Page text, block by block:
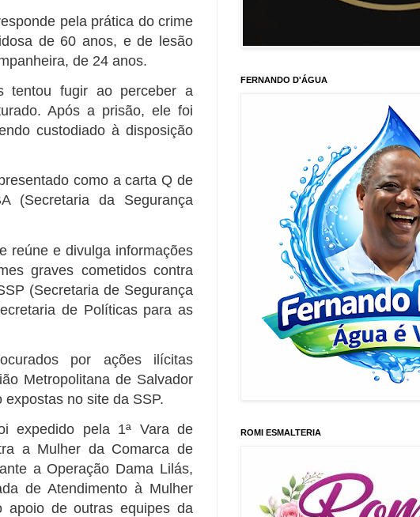
pela prática do crime
de 60 anos, e de lesão
de 24 anos.
tentou fugir ao perceber a
Após a prisão, ele foi
custodiado à disposição
como a carta Q de
(Secretaria da Segurança
reúne e divulga informações
graves cometidos contra
(Secretaria de Segurança
de Políticas para as
por ações ilícitas
Metropolitana de Salvador
no site da SSP.
expedido pela 1ª Vara de
a Mulher da Comarca de
a Operação Dama Lilás,
de Atendimento à Mulher
apoio de outras equipes da
FERNANDO D'ÁGUA
ROMI ESMALTERIA